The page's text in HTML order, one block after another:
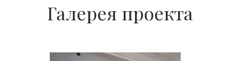
Галерея проекта